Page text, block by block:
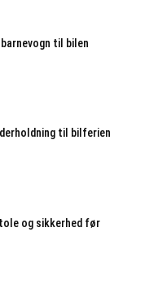
til bilen
til bilferien
og sikkerhed før